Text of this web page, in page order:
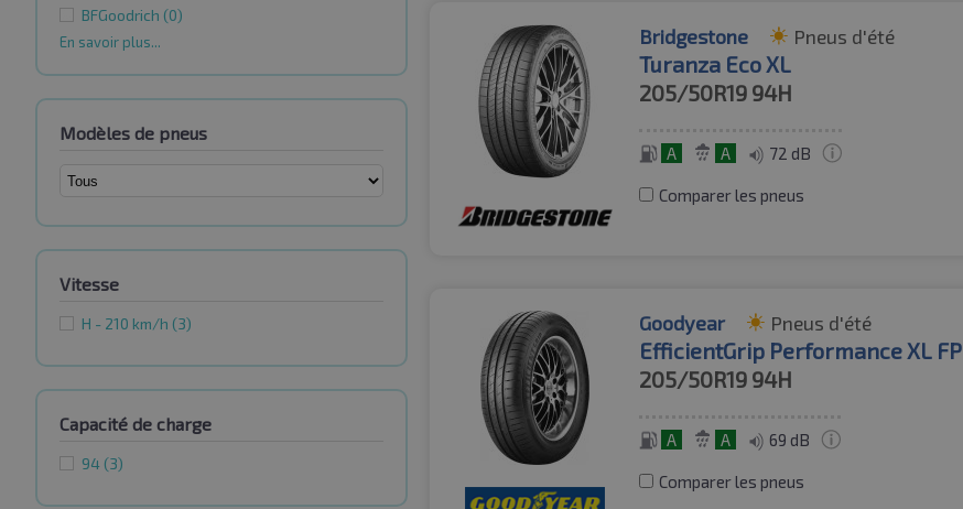
BFGoodrich (0)
En savoir plus...
Modèles de pneus
Vitesse
H - 210 km/h (3)
Capacité de charge
94 (3)
Bridgestone Pneus d'été
Turanza Eco XL
205/50R19 94H
A A 72 dB
Comparer les pneus
Goodyear Pneus d'été
EfficientGrip Performance XL FP
205/50R19 94H
A A 69 dB
Comparer les pneus